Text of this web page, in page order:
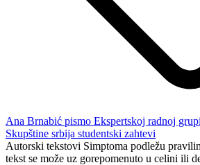
Ana Brnabić pismo Ekspertskoj radnoj grupi
Skupštine srbija studentski zahtevi
Autorski tekstovi Simptoma podležu
tekst se može uz gorepomenuto u celini ili